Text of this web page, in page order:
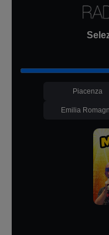
Piacenza
Emilia